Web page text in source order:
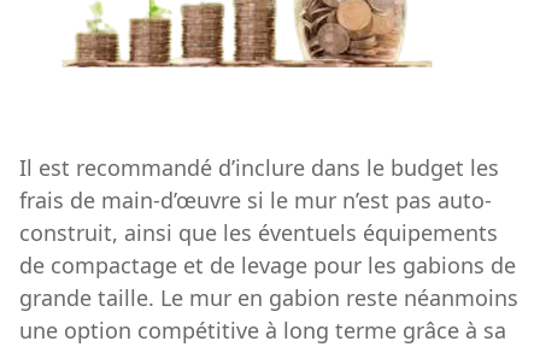
Il est recommandé d’inclure dans le budget les
frais de main-d’œuvre si le mur n’est pas auto-
construit, ainsi que les éventuels équipements
de compactage et de levage pour les gabions de
grande taille. Le mur en gabion reste néanmoins
une option compétitive à long terme grâce à sa